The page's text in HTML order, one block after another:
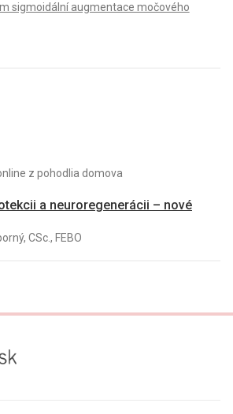
sigmoidální augmentace močového
z pohodlia domova
a neuroregenerácii – nové
CSc., FEBO